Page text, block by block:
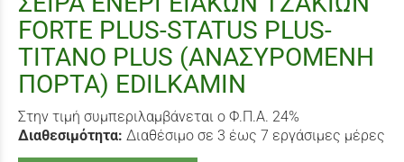
FORTE PLUS-STATUS PLUS-
TITANO PLUS (ΑΝΑΣΥΡΟΜΕΝΗ
ΠΟΡΤΑ) EDILKAMIN
Στην τιμή συμπεριλαμβάνεται ο Φ.Π.Α. 24%
Διαθεσιμότητα: Διαθέσιμο σε 3 έως 7 εργάσιμες μέρες